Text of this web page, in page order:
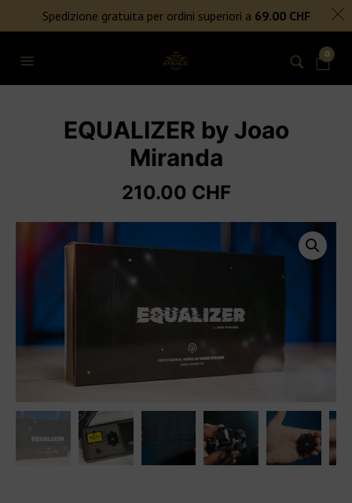
SPEDIZIONE GRATUITA PER ORDINI SUPERIORI A 69€
NIENTE DAZI DOGANALI
0
EQUALIZER by Joao
Miranda
210.00 CHF
Spedizione gratuita per ordini superiori a 69.00 CHF